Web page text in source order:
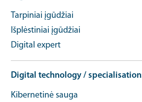
Tarpiniai įgūdžiai
Išplėstiniai įgūdžiai
Digital expert
Digital technology / specialisation
Kibernetinė sauga